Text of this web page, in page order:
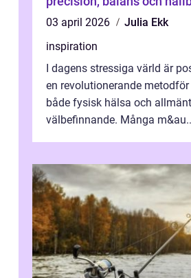
03 april 2026
Julia Ekk
inspiration
I dagens stressiga värld är
en revolutionerande
både fysisk hälsa och allmänt
välbefinnande. Många